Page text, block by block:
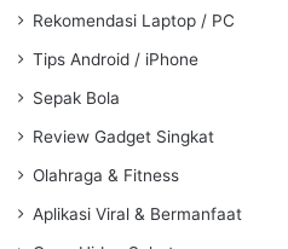
Rekomendasi Laptop / PC
Tips Android / iPhone
Sepak Bola
Review Gadget Singkat
Olahraga & Fitness
Aplikasi Viral & Bermanfaat